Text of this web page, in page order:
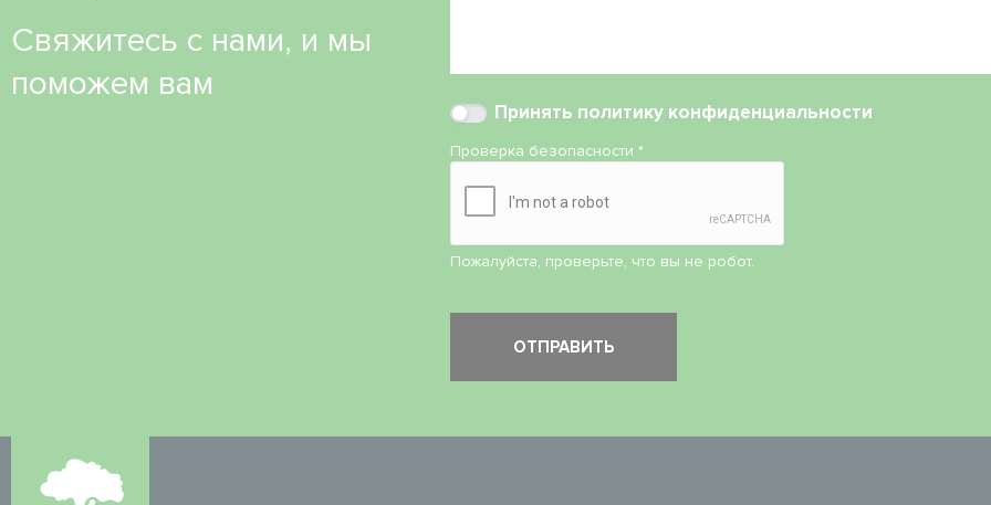
Свяжитесь с нами, и мы
поможем вам
Принять политику конфиденциальности
Проверка безопасности*
Пожалуйста, проверьте, что вы не робот.